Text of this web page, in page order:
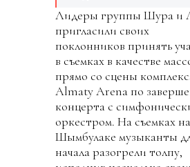
Лидеры группы Шура и
пригласили своих
поклонников принять
в съемках в качестве
прямо со сцены
Almaty Arena по
концерта с
оркестром. На съемках на
Шымбулаке музыканты
начала разогрели толпу,